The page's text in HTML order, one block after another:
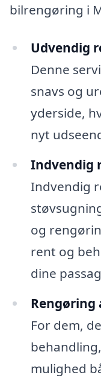
bilrengøring i
Udvendig
Denne
snavs og
yderside,
nyt
Indvendig
Indvendig
og
rent og
dine
Rengøring
For dem,
mulighed